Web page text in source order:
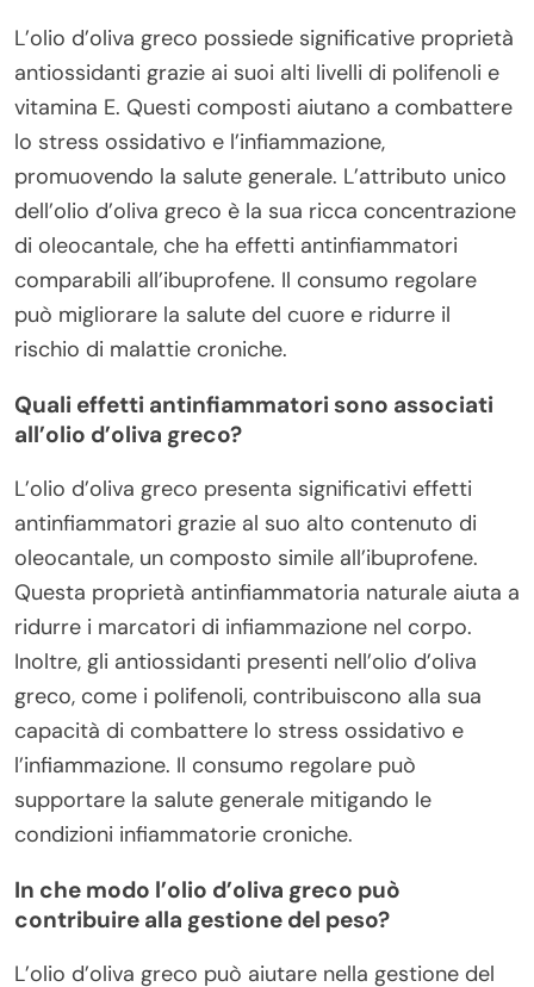
L’olio d’oliva greco possiede significative proprietà
antiossidanti grazie ai suoi alti livelli di polifenoli e
vitamina E. Questi composti aiutano a combattere
lo stress ossidativo e l’infiammazione,
promuovendo la salute generale. L’attributo unico
dell’olio d’oliva greco è la sua ricca concentrazione
di oleocantale, che ha effetti antinfiammatori
comparabili all’ibuprofene. Il consumo regolare
può migliorare la salute del cuore e ridurre il
rischio di malattie croniche.
Quali effetti antinfiammatori sono associati
all’olio d’oliva greco?
L’olio d’oliva greco presenta significativi effetti
antinfiammatori grazie al suo alto contenuto di
oleocantale, un composto simile all’ibuprofene.
Questa proprietà antinfiammatoria naturale aiuta a
ridurre i marcatori di infiammazione nel corpo.
Inoltre, gli antiossidanti presenti nell’olio d’oliva
greco, come i polifenoli, contribuiscono alla sua
capacità di combattere lo stress ossidativo e
l’infiammazione. Il consumo regolare può
supportare la salute generale mitigando le
condizioni infiammatorie croniche.
In che modo l’olio d’oliva greco può
contribuire alla gestione del peso?
L’olio d’oliva greco può aiutare nella gestione del